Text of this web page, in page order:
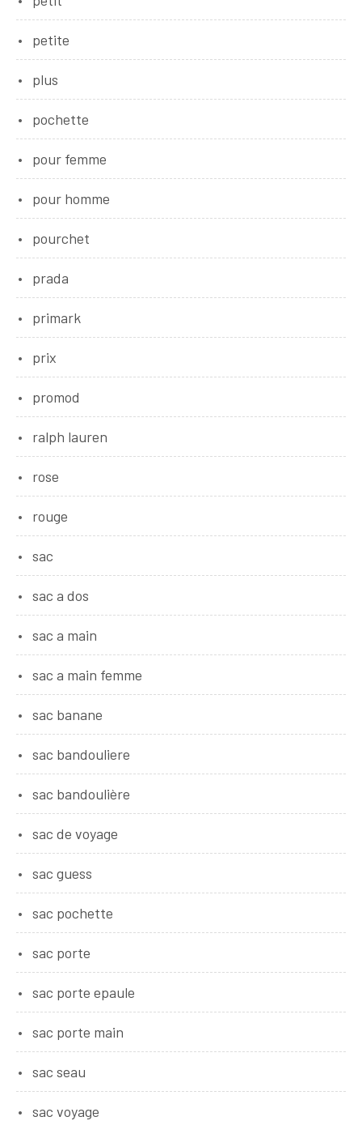
petite
plus
pochette
pour femme
pour homme
pourchet
prada
primark
prix
promod
ralph lauren
rose
rouge
sac
sac a dos
sac a main
sac a main femme
sac banane
sac bandouliere
sac bandoulière
sac de voyage
sac guess
sac pochette
sac porte
sac porte epaule
sac porte main
sac seau
sac voyage